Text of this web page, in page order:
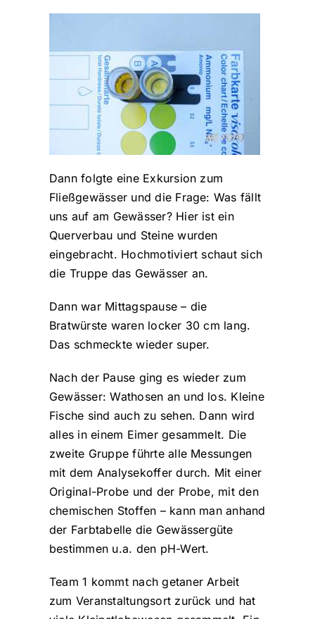
Dann folgte eine Exkursion zum
Fließgewässer und die Frage: Was fällt
uns auf am Gewässer? Hier ist ein
Querverbau und Steine wurden
eingebracht. Hochmotiviert schaut sich
die Truppe das Gewässer an.
Dann war Mittagspause – die
Bratwürste waren locker 30 cm lang.
Das schmeckte wieder super.
Nach der Pause ging es wieder zum
Gewässer: Wathosen an und los. Kleine
Fische sind auch zu sehen. Dann wird
alles in einem Eimer gesammelt. Die
zweite Gruppe führte alle Messungen
mit dem Analysekoffer durch. Mit einer
Original-Probe und der Probe, mit den
chemischen Stoffen – kann man anhand
der Farbtabelle die Gewässergüte
bestimmen u.a. den pH-Wert.
Team 1 kommt nach getaner Arbeit
zum Veranstaltungsort zurück und hat